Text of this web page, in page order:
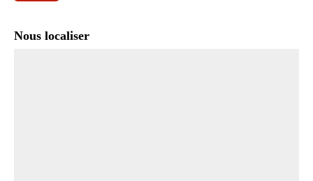
Nous localiser